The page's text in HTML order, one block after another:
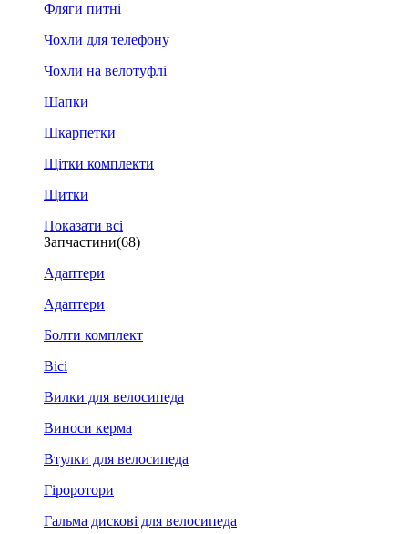
Фляги питні
Чохли для телефону
Чохли на велотуфлі
Шапки
Шкарпетки
Щітки комплекти
Щитки
Показати всі
Запчастини(68)
Адаптери
Адаптери
Болти комплект
Вісі
Вилки для велосипеда
Виноси керма
Втулки для велосипеда
Гіроротори
Гальма дискові для велосипеда